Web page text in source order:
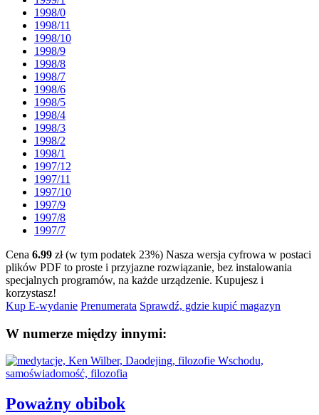
1998/0
1998/11
1998/10
1998/9
1998/8
1998/7
1998/6
1998/5
1998/4
1998/3
1998/2
1998/1
1997/12
1997/11
1997/10
1997/9
1997/8
1997/7
Cena 6.99 zł (w tym podatek 23%) Nasza wersja cyfrowa w postaci
plików PDF to proste i przyjazne rozwiązanie, bez instalowania
specjalnych programów, na każde urządzenie. Kupujesz i
korzystasz!
Kup E-wydanie Prenumerata Sprawdź, gdzie kupić magazyn
W numerze między innymi:
Poważny obibok